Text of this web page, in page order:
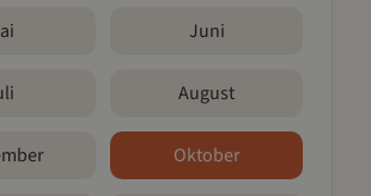
Juni
August
Oktober